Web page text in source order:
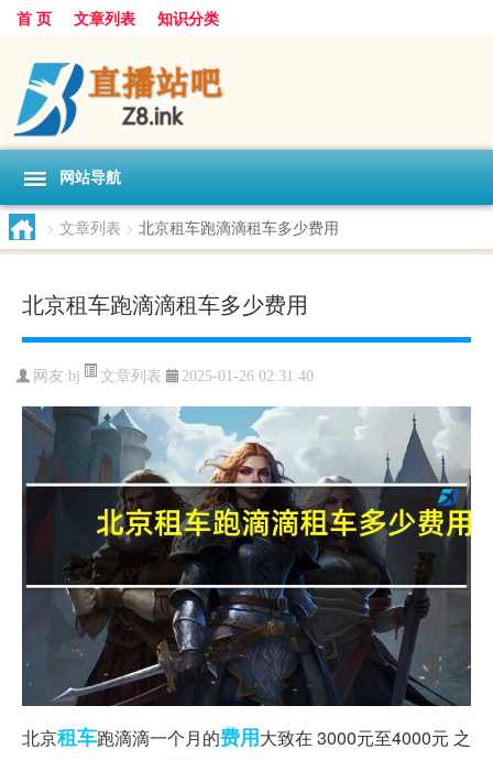
首 页 文章列表 知识分类
网站导航
> 文章列表 > 北京租车跑滴滴租车多少费用
北京租车跑滴滴租车多少费用
网友:bj 文章列表 2025-01-26 02:31:40
北京租车跑滴滴一个月的费用大致在 3000元至4000元 之